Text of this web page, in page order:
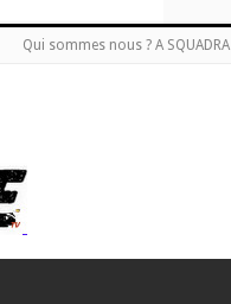
Qui sommes nous ? A SQUADRA